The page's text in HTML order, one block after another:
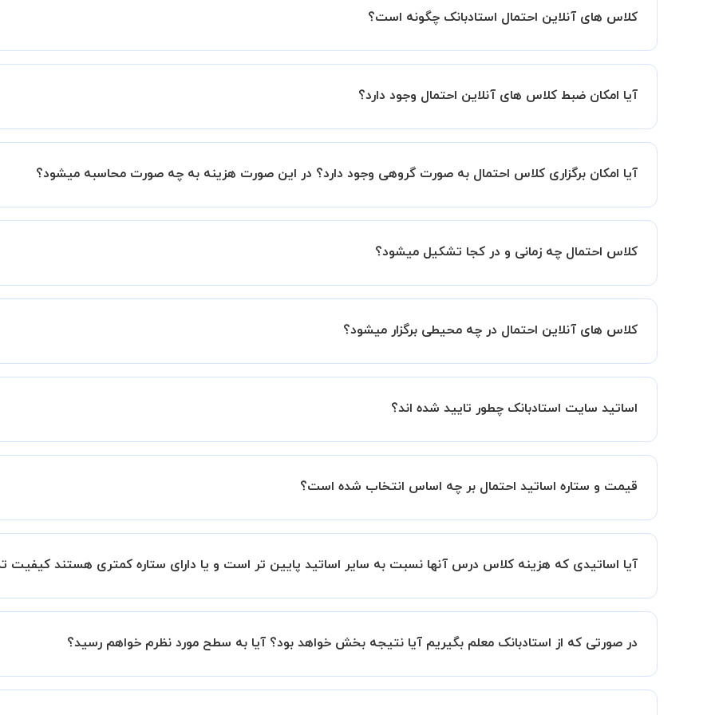
کلاس های آنلاین احتمال استادبانک چگونه است؟
اگر تاکنون تجربه برگزاری کلاس آنلاین نداشته اید این اطمینان خاطر را به شما میدهیم که استاد شما پیش از جلسه
آیا امکان ضبط کلاس های آنلاین احتمال وجود دارد؟
بله، فقط این موضوع را بایستی قبل از برگزاری کلاس با استاد هماهنگ کنید.
آیا امکان برگزاری کلاس احتمال به صورت گروهی وجود دارد؟ در این صورت هزینه به چه صورت محاسبه میشود؟
به صورت پیش فرض کلاس های احتمال خصوصی هستند اما در صورتیکه مایل هستید کلاس ها را در کنار دوستان و یا
کلاس احتمال چه زمانی و در کجا تشکیل میشود؟
زمان برگزاری کلاس های احتمال به صورت توافقی بین شما و استاد تعیین خواهد شد.
مانند کتابخانه با استاد خود هماهنگی لازم را انجام دهید.
کلاس های آنلاین احتمال در چه محیطی برگزار میشود؟
کلاس ها در دو محیط اسکای روم و یا ادوبی کانکت برگزار میشود.
اساتید سایت استادبانک چطور تایید شده اند؟
در ابتدا تیم داوری استادبانک نمونه تدریس تمامی اساتید را بررسی میکند. در صورت رضایت از شیوه تدریس، استاد
قیمت و ستاره اساتید احتمال بر چه اساس انتخاب شده است؟
قیمت هر جلسه تدریس اساتید احتمال بر اساس ستاره آنها در سامانه استادبانک می باشد.
بنابراین تمامی اساتید استادبانک (1 ستاره تا VIP) از نظر کیفیت تدریس مورد ارزیابی قرار گرفته و تایید شده اند.
آیا اساتیدی که هزینه کلاس درس آنها نسبت به سایر اساتید پایین تر است و یا دارای ستاره کمتری هستند کیفیت
بله قطعا تدریس این اساتید هم با کیفیت است حتی این موضوع در بخش نظرات ثبت شده شاگردان آنها نیز مشهود
در صورتی که از استادبانک معلم بگیریم آیا نتیجه بخش خواهد بود؟ آیا به سطح مورد نظرم خواهم رسید؟
ما قطعا مدرسین خیلی خوبی را برای شما معرفی می کنیم تا در کنار تلاش شما این اتفاق بیفتد و کلاس نتیجه بخش